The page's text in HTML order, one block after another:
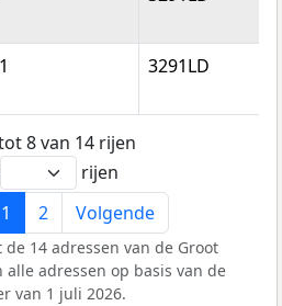
3291LD
8 van 14 rijen
rijen
1 2 Volgende
14 adressen van de Groot
adressen op basis van de
van 1 juli 2026.